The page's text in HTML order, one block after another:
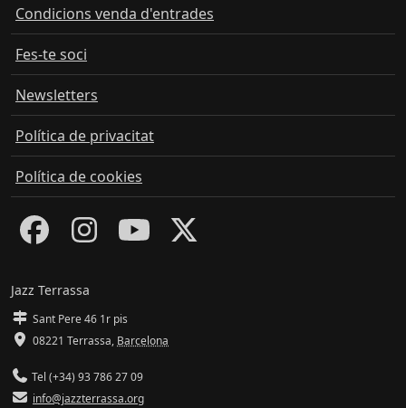
Condicions venda d'entrades
Fes-te soci
Newsletters
Política de privacitat
Política de cookies
Jazz Terrassa
Sant Pere 46 1r pis
08221 Terrassa, Barcelona
Tel (+34) 93 786 27 09
info@jazzterrassa.org